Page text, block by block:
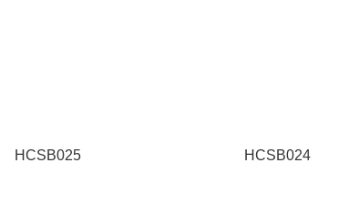
HCSB025 HCSB024